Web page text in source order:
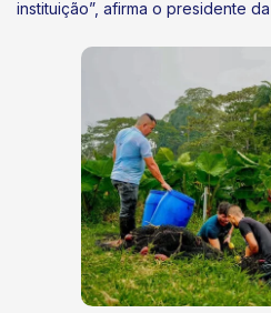
instituição”, afirma o presidente